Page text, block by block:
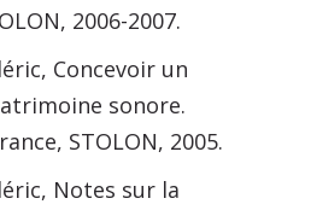
2006-2007.
Concevoir un
sonore.
STOLON, 2005.
Notes sur la